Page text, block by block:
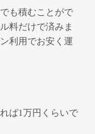
も積むことがで
料だけで済みま
利用でお安く運
ば1万円くらいで